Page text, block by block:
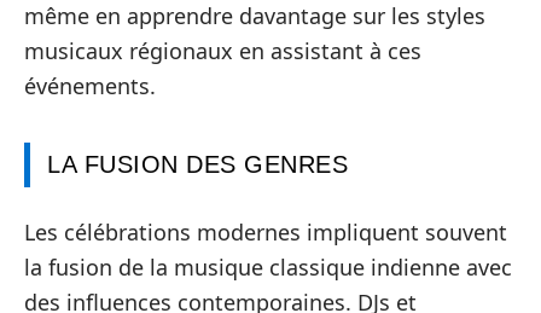
même en apprendre davantage sur les styles
musicaux régionaux en assistant à ces
événements.
LA FUSION DES GENRES
Les célébrations modernes impliquent souvent
la fusion de la musique classique indienne avec
des influences contemporaines. DJs et